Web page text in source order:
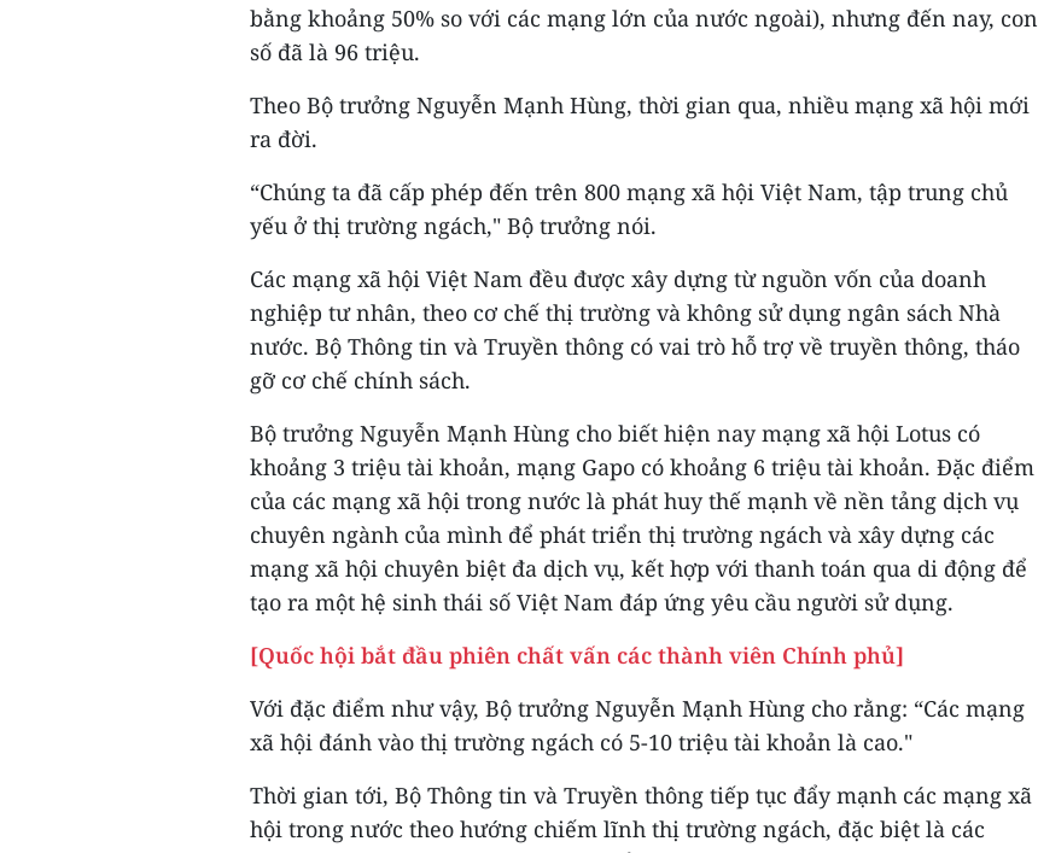
bằng khoảng 50% so với các mạng lớn của nước ngoài), nhưng đến nay, con
số đã là 96 triệu.
Theo Bộ trưởng Nguyễn Mạnh Hùng, thời gian qua, nhiều mạng xã hội mới
ra đời.
“Chúng ta đã cấp phép đến trên 800 mạng xã hội Việt Nam, tập trung chủ
yếu ở thị trường ngách," Bộ trưởng nói.
Các mạng xã hội Việt Nam đều được xây dựng từ nguồn vốn của doanh
nghiệp tư nhân, theo cơ chế thị trường và không sử dụng ngân sách Nhà
nước. Bộ Thông tin và Truyền thông có vai trò hỗ trợ về truyền thông, tháo
gỡ cơ chế chính sách.
Bộ trưởng Nguyễn Mạnh Hùng cho biết hiện nay mạng xã hội Lotus có
khoảng 3 triệu tài khoản, mạng Gapo có khoảng 6 triệu tài khoản. Đặc điểm
của các mạng xã hội trong nước là phát huy thế mạnh về nền tảng dịch vụ
chuyên ngành của mình để phát triển thị trường ngách và xây dựng các
mạng xã hội chuyên biệt đa dịch vụ, kết hợp với thanh toán qua di động để
tạo ra một hệ sinh thái số Việt Nam đáp ứng yêu cầu người sử dụng.
[Quốc hội bắt đầu phiên chất vấn các thành viên Chính phủ]
Với đặc điểm như vậy, Bộ trưởng Nguyễn Mạnh Hùng cho rằng: “Các mạng
xã hội đánh vào thị trường ngách có 5-10 triệu tài khoản là cao."
Thời gian tới, Bộ Thông tin và Truyền thông tiếp tục đẩy mạnh các mạng xã
hội trong nước theo hướng chiếm lĩnh thị trường ngách, đặc biệt là các